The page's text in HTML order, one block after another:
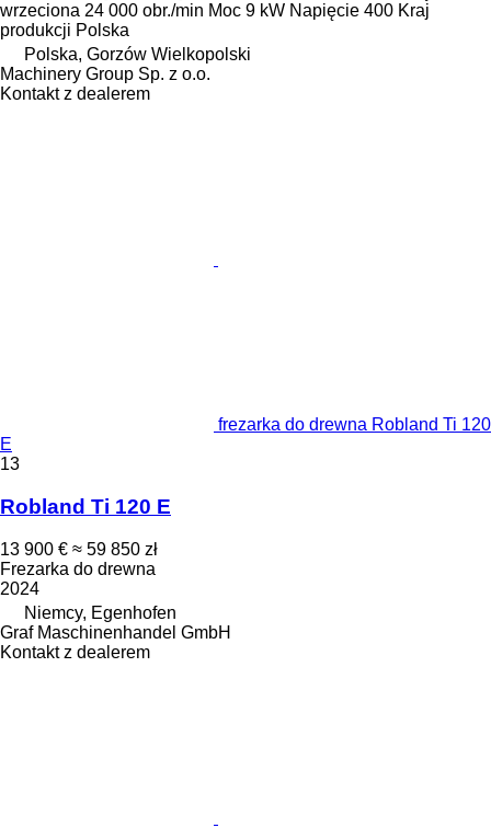
wrzeciona 24 000 obr./min Moc 9 kW Napięcie 400 Kraj
produkcji Polska
Polska, Gorzów Wielkopolski
Machinery Group Sp. z o.o.
Kontakt z dealerem
frezarka do drewna Robland Ti 120
E
13
Robland Ti 120 E
13 900 € ≈ 59 850 zł
Frezarka do drewna
2024
Niemcy, Egenhofen
Graf Maschinenhandel GmbH
Kontakt z dealerem